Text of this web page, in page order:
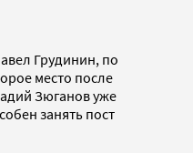
Грудинин, по
место после
Зюганов уже
занять пост